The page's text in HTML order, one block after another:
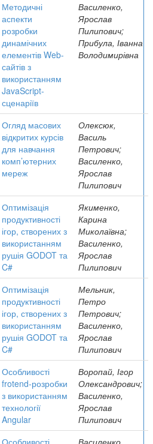
Методичні
аспекти
розробки
динамічних
елементів Web-
сайтів з
використанням
JavaScript-
сценаріїв
Василенко,
Ярослав
Пилипович;
Прибула, Іванна
Володимирівна
Огляд масових
відкритих курсів
для навчання
комп’ютерних
мереж
Олексюк,
Василь
Петрович;
Василенко,
Ярослав
Пилипович
Оптимізація
продуктивності
ігор, створених з
використанням
рушія GODOT та
C#
Якименко,
Карина
Миколаївна;
Василенко,
Ярослав
Пилипович
Оптимізація
продуктивності
ігор, створених з
використанням
рушія GODOT та
C#
Мельник,
Петро
Петрович;
Василенко,
Ярослав
Пилипович
Особливості
frotend-розробки
з використанням
технології
Angular
Воропай, Ігор
Олександрович;
Василенко,
Ярослав
Пилипович
Особливості Василенко,